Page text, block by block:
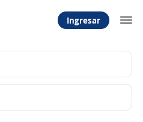
Ingresar